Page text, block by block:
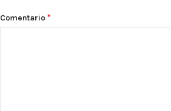
Comentario *